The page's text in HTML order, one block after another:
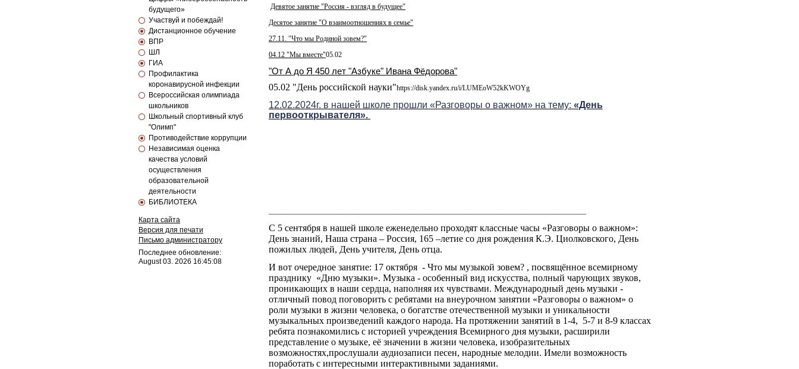
будущего»
Участвуй и побеждай!
Дистанционное обучение
ВПР
ШЛ
ГИА
Профилактика
коронавирусной инфекции
Всероссийская олимпиада
школьников
Школьный спортивный клуб
"Олимп"
Противодействие коррупции
Независимая оценка
качества условий
осуществления
образовательной
деятельности
БИБЛИОТЕКА
Карта сайта
Версия для печати
Письмо администратору
Последнее обновление:
August 03. 2026 16:45:08
Девятое занятие "Россия - взгляд в будущее"
Десятое занятие "О взаимоотношениях в семье"
27.11. "Что мы Родиной зовем?"
04.12 "Мы вместе"05.02
"От А до Я 450 лет "Азбуке" Ивана Фёдорова"
05.02 "День российской науки"https://disk.yandex.ru/i/LUMEoW52kKWOYg
12.02.2024г. в нашей школе прошли «Разговоры о важном» на тему: «День
первооткрывателя».
С 5 сентября в нашей школе еженедельно проходят классные часы «Разговоры о важном»:
День знаний, Наша страна – Россия, 165 –летие со дня рождения К.Э. Циолковского, День
пожилых людей, День учителя, День отца.
И вот очередное занятие: 17 октября - Что мы музыкой зовем? , посвящённое всемирному
празднику «Дню музыки». Музыка - особенный вид искусства, полный чарующих звуков,
проникающих в наши сердца, наполняя их чувствами. Международный день музыки -
отличный повод поговорить с ребятами на внеурочном занятии «Разговоры о важном» о
роли музыки в жизни человека, о богатстве отечественной музыки и уникальности
музыкальных произведений каждого народа. На протяжении занятий в 1-4, 5-7 и 8-9 классах
ребята познакомились с историей учреждения Всемирного дня музыки, расширили
представление о музыке, её значении в жизни человека, изобразительных
возможностях,прослушали аудиозаписи песен, народные мелодии. Имели возможность
поработать с интересными интерактивными заданиями.